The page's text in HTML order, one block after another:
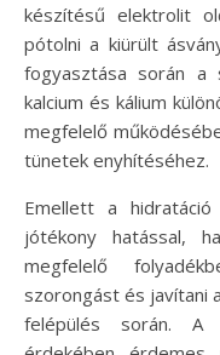
készítésű elektrolit
pótolni a kiürült
fogyasztása során a
kalcium és kálium
megfelelő
tünetek enyhítéséhez.
Emellett a
jótékony hatással,
megfelelő
szorongást és javítani
felépülés során. A